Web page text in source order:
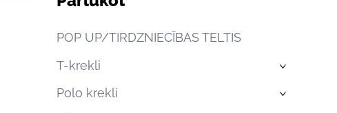
POP UP/TIRDZNIECĪBAS TELTIS
T-krekli
›
Polo krekli ›